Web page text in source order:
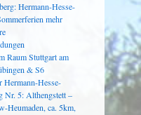
Hermann-Hesse-
mehr
Raum Stuttgart am
& S6
Hermann-Hesse-
Nr. 5: Althengstett –
Heumaden, ca. 5km,